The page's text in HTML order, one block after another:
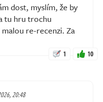
dost, myslím, že by
tu hru trochu
re-recenzi. Za
1 10
20:48